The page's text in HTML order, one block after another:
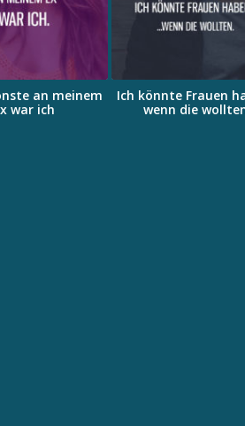
an meinem
war ich
Ich könnte Frauen
wenn die